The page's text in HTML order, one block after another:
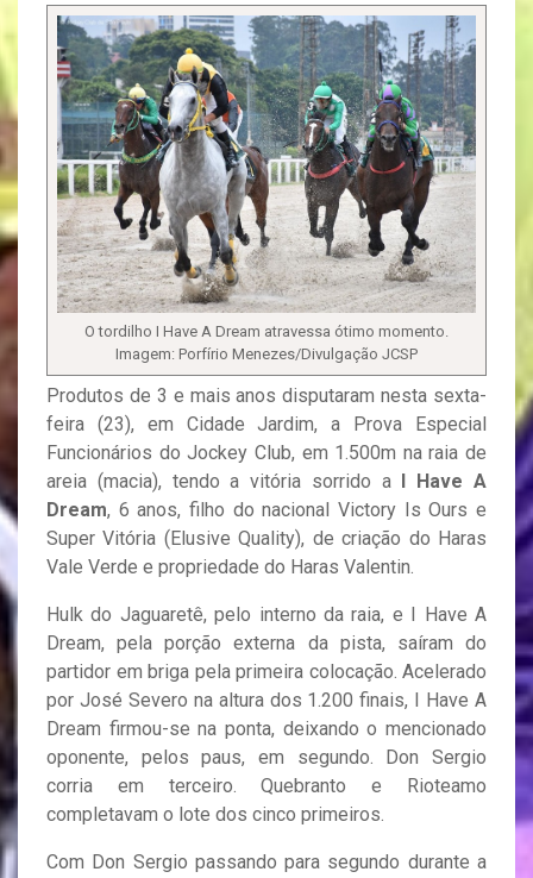
O tordilho I Have A Dream atravessa ótimo momento.
Imagem: Porfírio Menezes/Divulgação JCSP
Produtos de 3 e mais anos disputaram nesta sexta-
feira (23), em Cidade Jardim, a Prova Especial
Funcionários do Jockey Club, em 1.500m na raia de
areia (macia), tendo a vitória sorrido a I Have A
Dream, 6 anos, filho do nacional Victory Is Ours e
Super Vitória (Elusive Quality), de criação do Haras
Vale Verde e propriedade do Haras Valentin.
Hulk do Jaguaretê, pelo interno da raia, e I Have A
Dream, pela porção externa da pista, saíram do
partidor em briga pela primeira colocação. Acelerado
por José Severo na altura dos 1.200 finais, I Have A
Dream firmou-se na ponta, deixando o mencionado
oponente, pelos paus, em segundo. Don Sergio
corria em terceiro. Quebranto e Rioteamo
completavam o lote dos cinco primeiros.
Com Don Sergio passando para segundo durante a